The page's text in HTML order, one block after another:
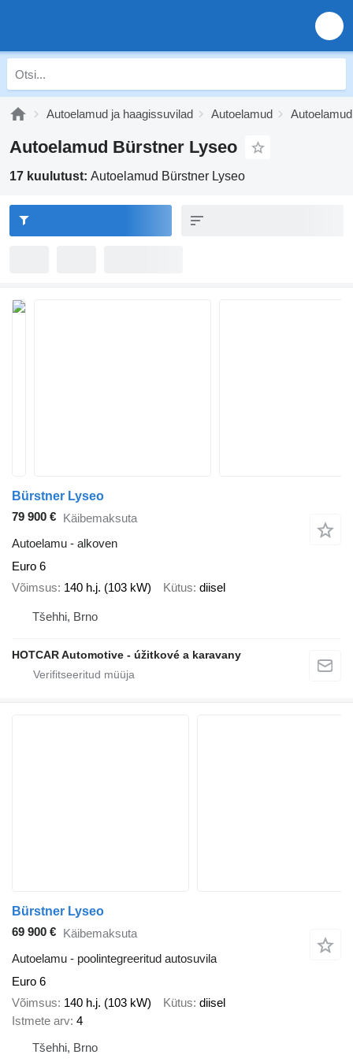
Autoelamud ja haagissuvilad Autoelamud
Autoelamud Bürstner Lyseo
17 kuulutust: Autoelamud Bürstner Lyseo
Bürstner Lyseo
79 900 € Käibemaksuta
Autoelamu - alkoven
Euro 6
Võimsus 140 h.j. (103 kW) Kütus diisel
Tšehhi, Brno
HOTCAR Automotive - úžitkové a karavany
Bürstner Lyseo
69 900 € Käibemaksuta
Autoelamu - poolintegreeritud autosuvila
Euro 6
Võimsus 140 h.j. (103 kW) Kütus diisel
Istmete arv 4
Tšehhi, Brno